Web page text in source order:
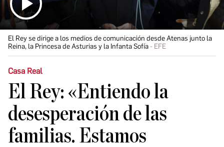
El Rey se dirige a los medios de comunicación desde Atenas junto la
Reina, la Princesa de Asturias y la Infanta Sofía
EFE
Casa Real
El Rey: «Entiendo la
desesperación de las
familias. Estamos